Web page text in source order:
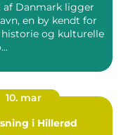
af Danmark ligger
en by kendt for
og kulturelle
10. mar
i Hillerød